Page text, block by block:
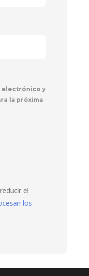
electrónico y
la próxima
el
los